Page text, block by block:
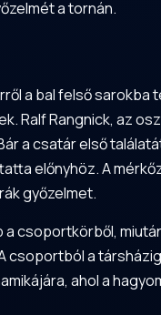
a tornán.
a bal felső sarokba
Ralf Rangnick, az
a csatár első
előnyhöz. A
győzelmet.
csoportkörből,
csoportból a
ahol a